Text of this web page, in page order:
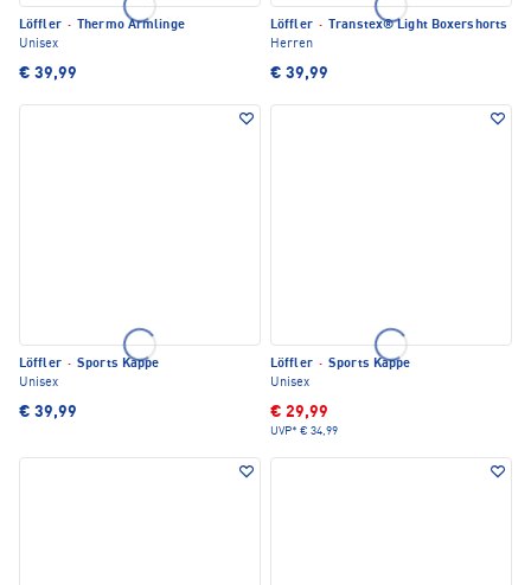
Löffler ·
Thermo Armlinge
Unisex
€ 39,99
Löffler ·
Transtex® Light Boxershorts
Herren
€ 39,99
Löffler · Sports Kappe
Unisex
€ 39,99
Löffler · Sports Kappe
Unisex
€ 29,99
UVP* € 34,99